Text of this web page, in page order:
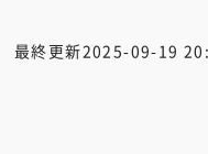
最終更新2025-09-19